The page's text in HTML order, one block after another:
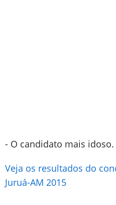
- O candidato mais idoso.
Veja os resultados do
Juruá-AM 2015